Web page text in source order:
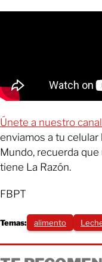
Únete a nuestro
enviamos a tu
Mundo, recuerda
tiene La Razón.
FBPT
Temas: alimento